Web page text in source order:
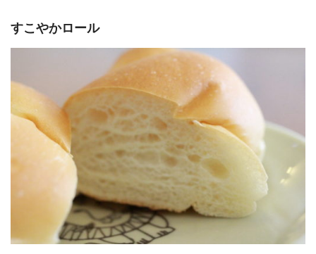
すこやかロール